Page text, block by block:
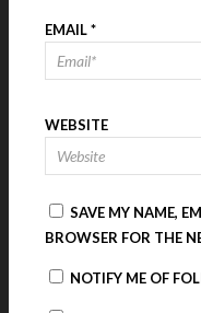
EMAIL*
WEBSITE
SAVE MY NAME,
BROWSER FOR THE
NOTIFY ME OF